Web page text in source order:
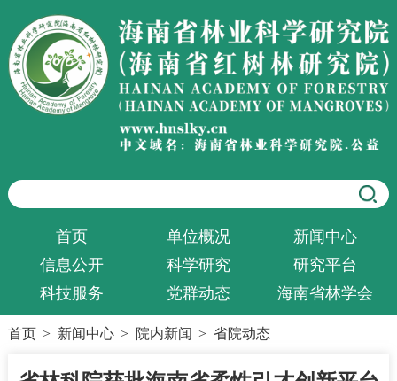
首页 单位概况
新闻中心
信息公开
科学研究
研究平台
科技服务
党群动态 海南省林学会
首页 > 新闻中心 > 院内新闻 > 省院动态